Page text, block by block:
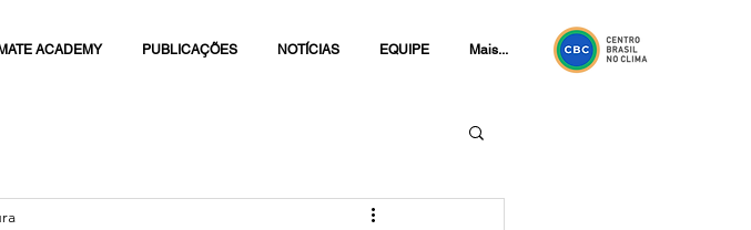
ACADEMY PUBLICAÇÕES NOTÍCIAS EQUIPE Mais...